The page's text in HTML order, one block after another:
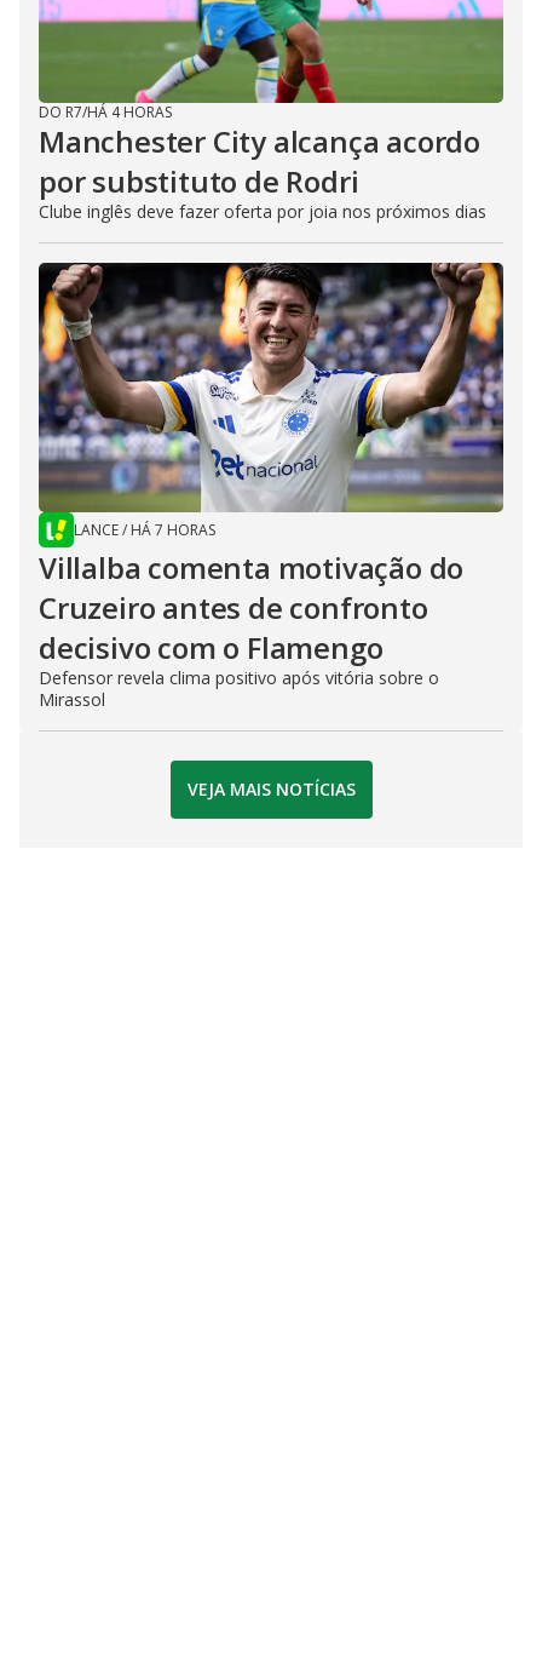
DO R7/HÁ 4 HORAS
Manchester City alcança acordo
por substituto de Rodri
Clube inglês deve fazer oferta por joia nos próximos dias
LANCE/ HÁ 7 HORAS
Villalba comenta motivação do
Cruzeiro antes de confronto
decisivo com o Flamengo
Defensor revela clima positivo após vitória sobre o
Mirassol
VEJA MAIS NOTÍCIAS